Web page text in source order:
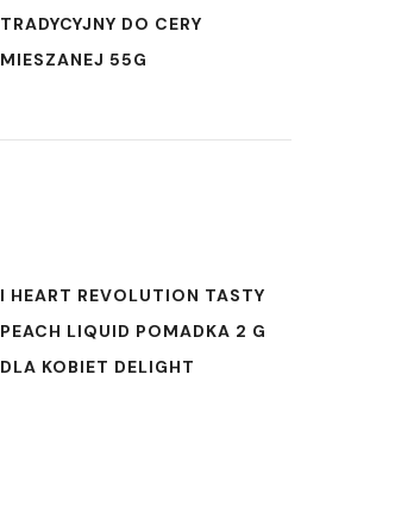
TRADYCYJNY DO CERY
MIESZANEJ 55G
I HEART REVOLUTION TASTY
PEACH LIQUID POMADKA 2 G
DLA KOBIET DELIGHT